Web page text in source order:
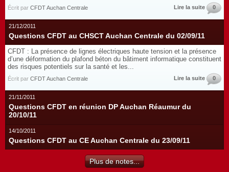
Écrit par CFDT Auchan Centrale Lire la suite 0
21/12/2011
Questions CFDT au CHSCT Auchan Centrale du 02/09/11
CFDT : La présence de lignes électriques haute tension et la présence
d’une déformation du plafond béton du bâtiment informatique constituent
des risques potentiels sur la santé et les...
Écrit par CFDT Auchan Centrale Lire la suite 0
21/11/2011
Questions CFDT en réunion DP Auchan Réaumur du
20/10/11
14/10/2011
Questions CFDT au CE Auchan Centrale du 23/09/11
Plus de notes...